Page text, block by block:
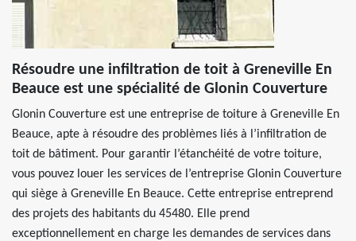
Résoudre une infiltration de toit à Greneville En
Beauce est une spécialité de Glonin Couverture
Glonin Couverture est une entreprise de toiture à Greneville En
Beauce, apte à résoudre des problèmes liés à l’infiltration de
toit de bâtiment. Pour garantir l’étanchéité de votre toiture,
vous pouvez louer les services de l’entreprise Glonin Couverture
qui siège à Greneville En Beauce. Cette entreprise entreprend
des projets des habitants du 45480. Elle prend
exceptionnellement en charge les demandes de services dans